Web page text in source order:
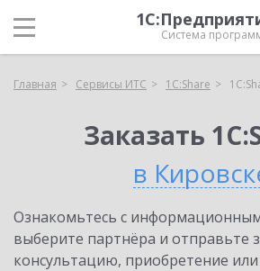
Система
Главная Сервисы ИТС 1С:Share
Заказать
в
Ознакомьтесь с
выберите партнёра и отправьте
консультацию, приобретение